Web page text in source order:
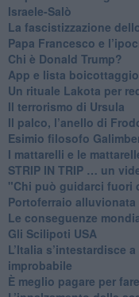
Israele-Salò
​La fascistizzazione
Papa Francesco e
​Chi è Donald Trump?
App e lista
​Un rituale Lakota per
Il terrorismo di Ursula
​Il palco, l’anello di
Esimio filosofo
​I mattarelli e le
​STRIP IN TRIP … un
"Chi può guidarci fuori
​Portoferraio
Le conseguenze
​Gli Scilipoti USA
L’Italia s’intestardisce
improbabile
È meglio pagare per